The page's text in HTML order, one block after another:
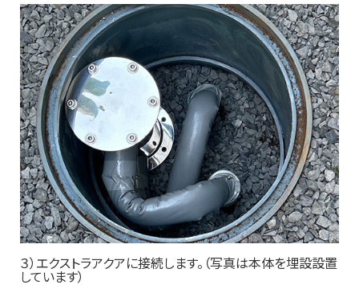
３）エクストラアクアに接続します。（写真は本体を埋設設置
しています）